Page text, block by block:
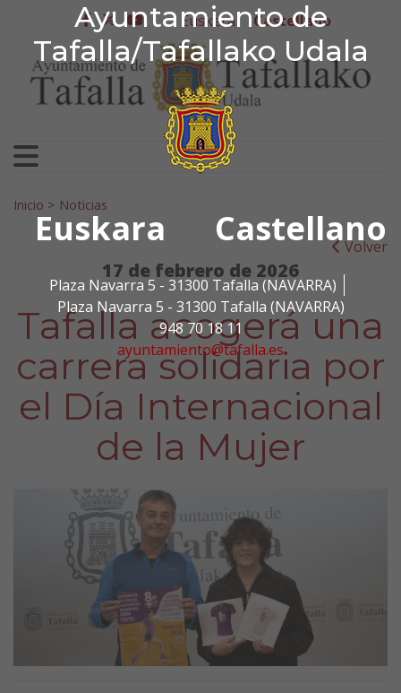
Ayuntamiento de
Tafalla/Tafallako Udala
Euskara Castellano
Plaza Navarra 5 - 31300 Tafalla (NAVARRA)
Plaza Navarra 5 - 31300 Tafalla (NAVARRA)
948 70 18 11
ayuntamiento@tafalla.es
Ir al contenido
Ayuntamiento de
facebook
twitter
youtube
Euskera Castellano
Search for:
Inicio > Noticias
Volver
17 de febrero de 2026
Tafalla acogerá una
carrera solidaria por
el Día Internacional
de la Mujer